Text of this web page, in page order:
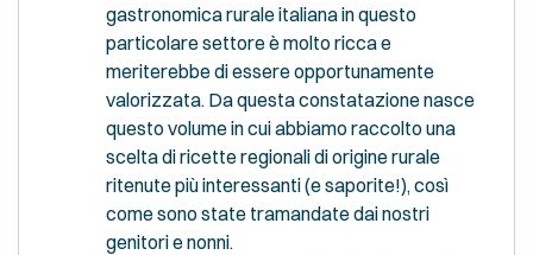
gastronomica rurale italiana in questo
particolare settore è molto ricca e
meriterebbe di essere opportunamente
valorizzata. Da questa constatazione nasce
questo volume in cui abbiamo raccolto una
scelta di ricette regionali di origine rurale
ritenute più interessanti (e saporite!), così
come sono state tramandate dai nostri
genitori e nonni.